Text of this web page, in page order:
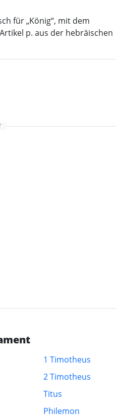
p. aus der hebräischen
1 Timotheus
2 Timotheus
Titus
Philemon